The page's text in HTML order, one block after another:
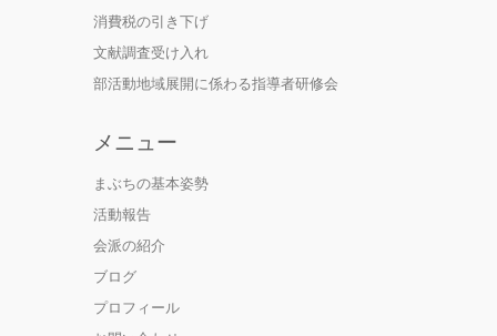
消費税の引き下げ
文献調査受け入れ
部活動地域展開に係わる指導者研修会
メニュー
まぶちの基本姿勢
活動報告
会派の紹介
ブログ
プロフィール